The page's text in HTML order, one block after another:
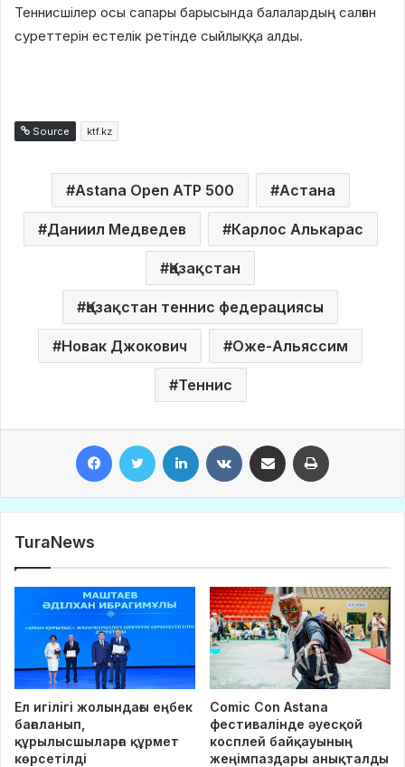
Теннисшілер осы сапары барысында балалардың салған
суреттерін естелік ретінде сыйлыққа алды.
Source ktf.kz
Astana Open ATP 500 Астана
Даниил Медведев Карлос Алькарас
Қазақстан
Қазақстан теннис федерациясы
Новак Джокович Оже-Альяссим
Теннис
TuraNews
Ел игілігі жолындағы еңбек
бағаланып,
құрылысшыларға құрмет
көрсетілді
Comic Con Astana
фестивалінде әуесқой
косплей байқауының
жеңімпаздары анықталды